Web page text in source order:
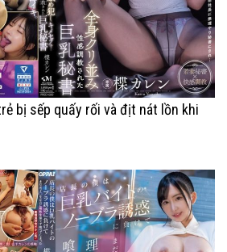
bị sếp quấy rối và địt nát lồn khi